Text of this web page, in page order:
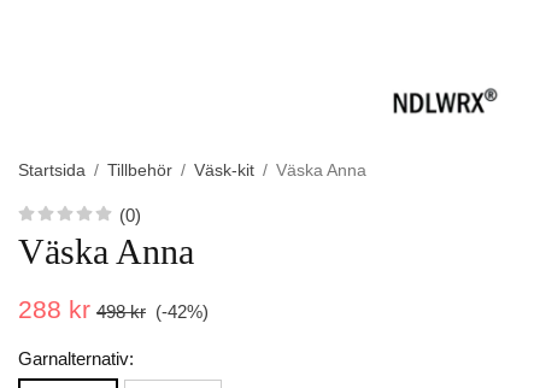
Startsida / Tillbehör / Väsk-kit / Väska Anna
(0)
Väska Anna
288 kr 498 kr (-42%)
Garnalternativ: